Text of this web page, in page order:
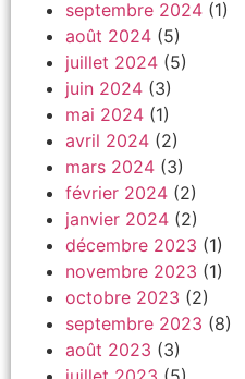
septembre 2024 (1)
août 2024 (5)
juillet 2024 (5)
juin 2024 (3)
mai 2024 (1)
avril 2024 (2)
mars 2024 (3)
février 2024 (2)
janvier 2024 (2)
décembre 2023 (1)
novembre 2023 (1)
octobre 2023 (2)
septembre 2023 (8)
août 2023 (3)